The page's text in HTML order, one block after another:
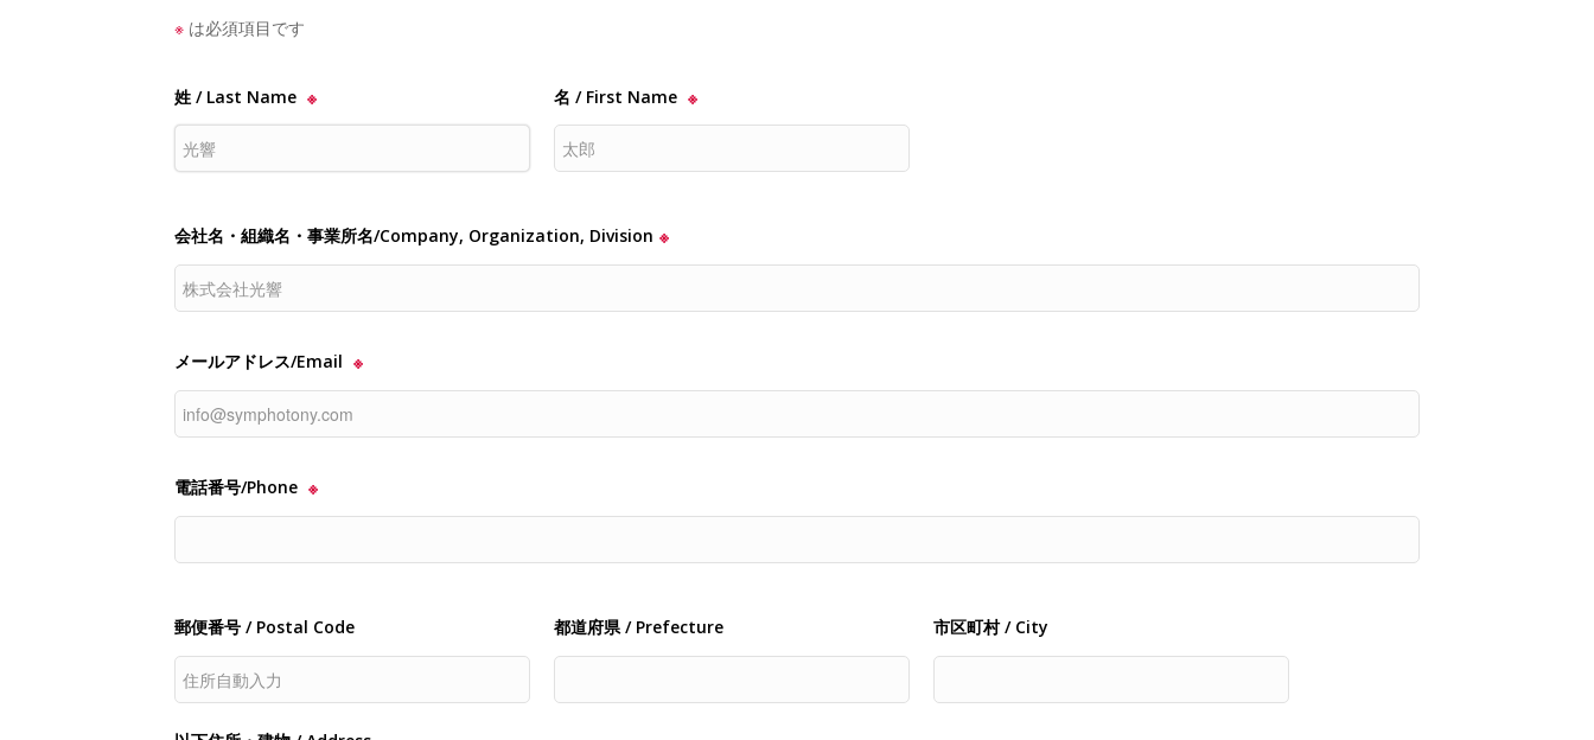
※ は必須項目です
姓 / Last Name ※ 名 / First Name ※
会社名・組織名・事業所名/Company, Organization, Division ※
メールアドレス/Email ※
電話番号/Phone ※
郵便番号 / Postal Code 都道府県 / Prefecture 市区町村 / City